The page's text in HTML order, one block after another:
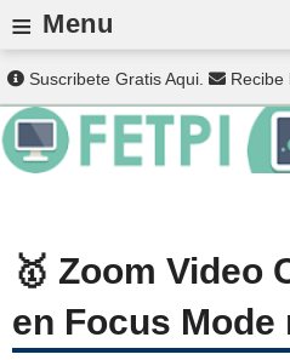
≡ Menu
Suscribete Gratis Aqui. Recibe
Zoom Video
en Focus